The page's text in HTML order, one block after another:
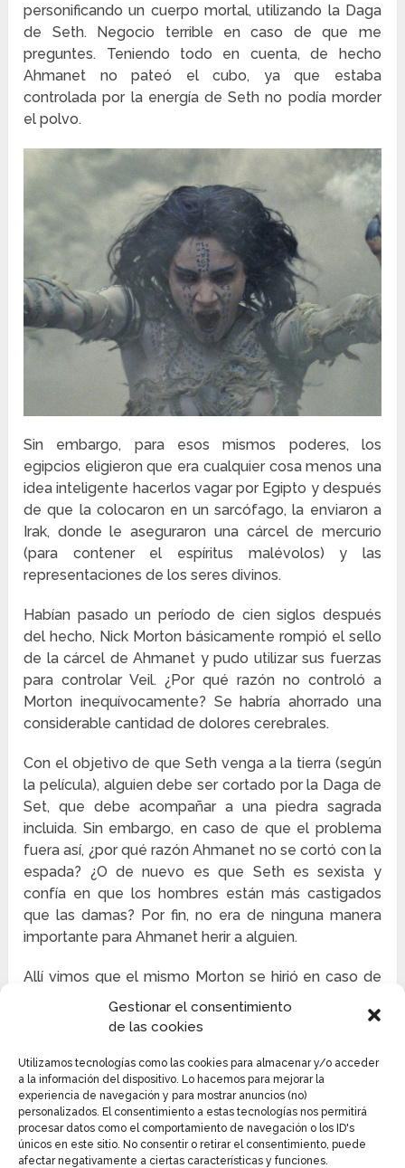
Gestionar el consentimiento
de las cookies
Utilizamos tecnologías como las cookies para almacenar y/o acceder
a la información del dispositivo. Lo hacemos para mejorar la
experiencia de navegación y para mostrar anuncios (no)
personalizados. El consentimiento a estas tecnologías nos permitirá
procesar datos como el comportamiento de navegación o los ID's
únicos en este sitio. No consentir o retirar el consentimiento, puede
afectar negativamente a ciertas características y funciones.
personificando un cuerpo mortal, utilizando la Daga
de Seth. Negocio terrible en caso de que me
preguntes. Teniendo todo en cuenta, de hecho
Ahmanet no pateó el cubo, ya que estaba
controlada por la energía de Seth no podía morder
el polvo.
Sin embargo, para esos mismos poderes, los
egipcios eligieron que era cualquier cosa menos una
idea inteligente hacerlos vagar por Egipto y después
de que la colocaron en un sarcófago, la enviaron a
Irak, donde le aseguraron una cárcel de mercurio
(para contener el espíritus malévolos) y las
representaciones de los seres divinos.
Habían pasado un período de cien siglos después
del hecho, Nick Morton básicamente rompió el sello
de la cárcel de Ahmanet y pudo utilizar sus fuerzas
para controlar Veil. ¿Por qué razón no controló a
Morton inequívocamente? Se habría ahorrado una
considerable cantidad de dolores cerebrales.
Con el objetivo de que Seth venga a la tierra (según
la película), alguien debe ser cortado por la Daga de
Set, que debe acompañar a una piedra sagrada
incluida. Sin embargo, en caso de que el problema
fuera así, ¿por qué razón Ahmanet no se cortó con la
espada? ¿O de nuevo es que Seth es sexista y
confía en que los hombres están más castigados
que las damas? Por fin, no era de ninguna manera
importante para Ahmanet herir a alguien.
Allí vimos que el mismo Morton se hirió en caso de
que ayudara a la perturbada dama. Hacia el final de
la película vimos que Morton revivió Veil y estaba en
la boca, esto implica: Morton actualmente tiene la
energía de Seth, con certeza esa es la razón por la
que podría revivir a Jenny, la rubia desnutrida.
A pesar del hecho de que él es controlado por Seth,